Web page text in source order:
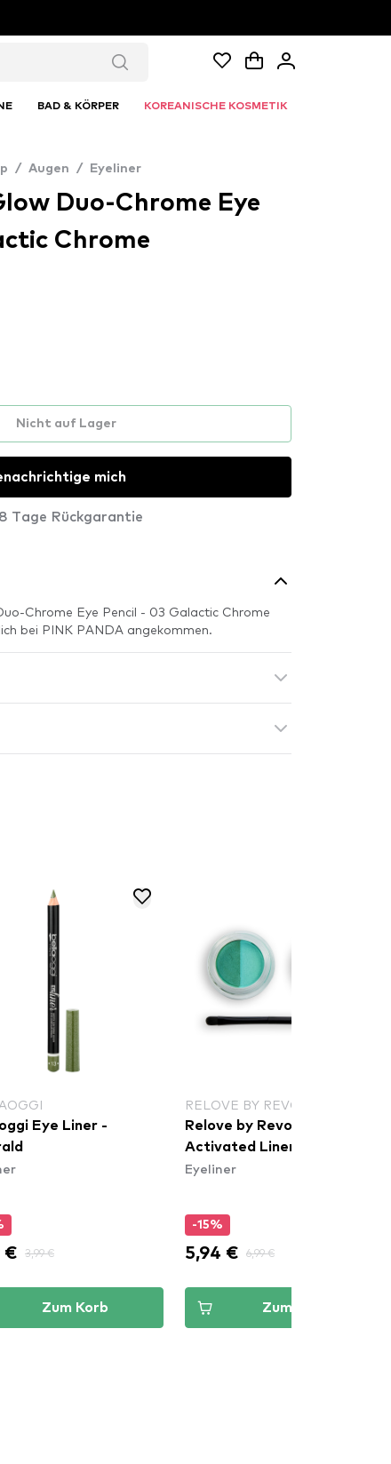
BAD & KÖRPER KOREANISCHE KOSMETIK
/ Augen / Eyeliner
Duo-Chrome Eye
Chrome
Nicht auf Lager
mich
Tage Rückgarantie
Chrome Eye Pencil - 03 Galactic Chrome
bei PINK PANDA angekommen.
Eye Liner -
€ 3,99 €
Zum Korb
RELOVE BY REVOLUTION
Relove by Revolution Water
Activated Liner - Intellect
Eyeliner
-15%
5,94 € 6,99 €
Zum Korb